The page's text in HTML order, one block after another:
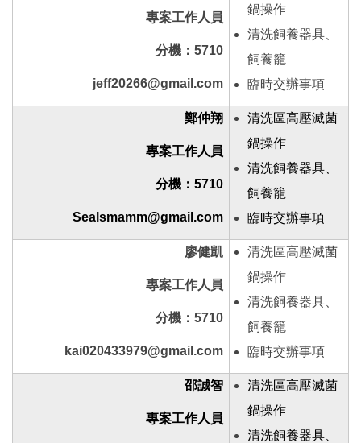
專案工作人員
分機：5710
jeff20266@gmail.com
鍋操作
清洗飼養器具、
飼養籠
臨時交辦事項
鄭仲翔
專案工作人員
分機：5710
Sealsmamm@gmail.com
清洗區高壓滅菌
鍋操作
清洗飼養器具、
飼養籠
臨時交辦事項
廖健凱
專案工作人員
分機：5710
kai020433979@gmail.com
清洗區高壓滅菌
鍋操作
清洗飼養器具、
飼養籠
臨時交辦事項
邵誠智
專案工作人員
清洗區高壓滅菌
鍋操作
清洗飼養器具、